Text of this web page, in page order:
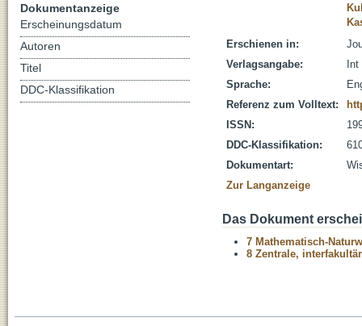
Erschienen in:
Verlagsangabe:
Sprache:
Referenz zum Volltext:
ISSN:
DDC-Klassifikation:
Dokumentart:
Zur Langanzeige
Das Dokument
7 Mathematisch-
8 Zentrale,
Dokumentanzeige
Erscheinungsdatum
Autoren
Titel
DDC-Klassifikation